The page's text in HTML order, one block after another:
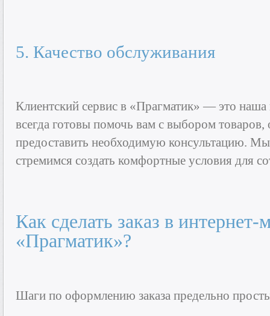
5. Качество обслуживания
Клиентский сервис в «Прагматик» — это
всегда готовы помочь вам с выбором товаров,
предоставить необходимую консультацию.
стремимся создать комфортные условия для
Как сделать заказ в интернет-
«Прагматик»?
Шаги по оформлению заказа предельно